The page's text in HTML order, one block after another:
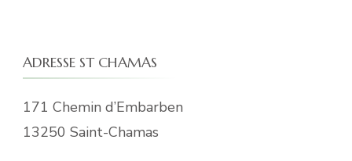
ADRESSE ST CHAMAS
171 Chemin d’Embarben
13250 Saint-Chamas